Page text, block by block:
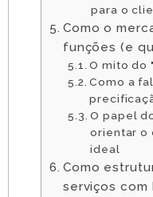
para o
Como o
funções (e
O mito do
Como a
O papel
orientar o
ideal
Como
serviços com